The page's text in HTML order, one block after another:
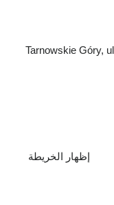
إظهار الخريطة